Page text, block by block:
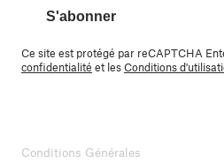
S'abonner
Ce site est protégé par reCAPTCHA
confidentialité et lesConditions
Conditions Générales